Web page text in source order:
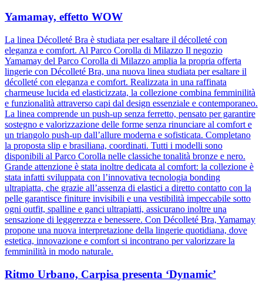
Yamamay, effetto WOW
La linea Décolleté Bra è studiata per esaltare il décolleté con
eleganza e comfort. Al Parco Corolla di Milazzo Il negozio
Yamamay del Parco Corolla di Milazzo amplia la propria offerta
lingerie con Décolleté Bra, una nuova linea studiata per esaltare il
décolleté con eleganza e comfort. Realizzata in una raffinata
charmeuse lucida ed elasticizzata, la collezione combina femminilità
e funzionalità attraverso capi dal design essenziale e contemporaneo.
La linea comprende un push-up senza ferretto, pensato per garantire
sostegno e valorizzazione delle forme senza rinunciare al comfort e
un triangolo push-up dall’allure moderna e sofisticata. Completano
la proposta slip e brasiliana, coordinati. Tutti i modelli sono
disponibili al Parco Corolla nelle classiche tonalità bronze e nero.
Grande attenzione è stata inoltre dedicata al comfort: la collezione è
stata infatti sviluppata con l’innovativa tecnologia bonding
ultrapiatta, che grazie all’assenza di elastici a diretto contatto con la
pelle garantisce finiture invisibili e una vestibilità impeccabile sotto
ogni outfit, spalline e ganci ultrapiatti, assicurano inoltre una
sensazione di leggerezza e benessere. Con Décolleté Bra, Yamamay
propone una nuova interpretazione della lingerie quotidiana, dove
estetica, innovazione e comfort si incontrano per valorizzare la
femminilità in modo naturale.
Ritmo Urbano, Carpisa presenta ‘Dynamic’